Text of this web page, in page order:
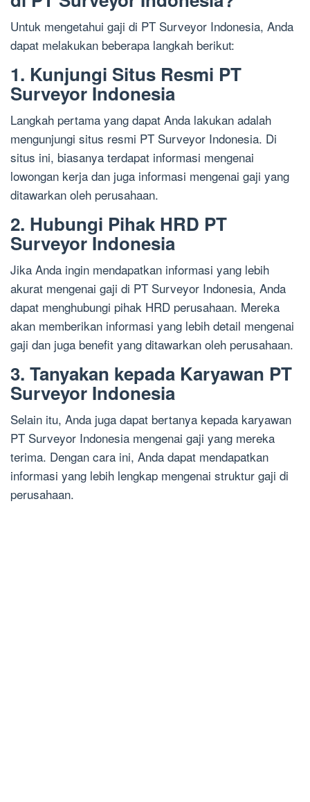
Untuk mengetahui gaji di PT Surveyor Indonesia, Anda
dapat melakukan beberapa langkah berikut:
1. Kunjungi Situs Resmi PT
Surveyor Indonesia
Langkah pertama yang dapat Anda lakukan adalah
mengunjungi situs resmi PT Surveyor Indonesia. Di
situs ini, biasanya terdapat informasi mengenai
lowongan kerja dan juga informasi mengenai gaji yang
ditawarkan oleh perusahaan.
2. Hubungi Pihak HRD PT
Surveyor Indonesia
Jika Anda ingin mendapatkan informasi yang lebih
akurat mengenai gaji di PT Surveyor Indonesia, Anda
dapat menghubungi pihak HRD perusahaan. Mereka
akan memberikan informasi yang lebih detail mengenai
gaji dan juga benefit yang ditawarkan oleh perusahaan.
3. Tanyakan kepada Karyawan PT
Surveyor Indonesia
Selain itu, Anda juga dapat bertanya kepada karyawan
PT Surveyor Indonesia mengenai gaji yang mereka
terima. Dengan cara ini, Anda dapat mendapatkan
informasi yang lebih lengkap mengenai struktur gaji di
perusahaan.